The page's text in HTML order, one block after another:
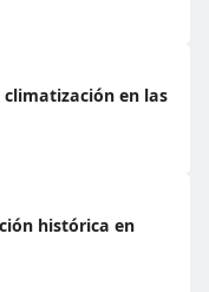
en las
histórica en